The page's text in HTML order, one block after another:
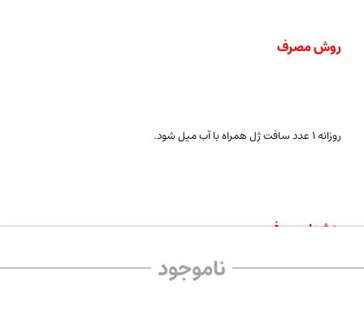
ناموجود
روش مصرف
روزانه ۱ عدد سافت ژل همراه با آب میل شود.
هشدار مصرف